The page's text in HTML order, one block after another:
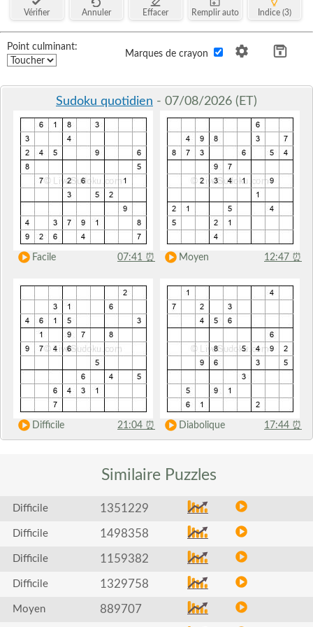
Vérifier Annuler Effacer Remplir auto Indice (3)
Point culminant:
Marques de crayon
Sudoku quotidien - 07/08/2026 (ET)
Facile 07:41 ⏰ Moyen 12:47 ⏰
Difficile 21:04 ⏰ Diabolique 17:44 ⏰
Similaire Puzzles
Difficile 1351229
Difficile 1498358
Difficile 1159382
Difficile 1329758
Moyen 889707